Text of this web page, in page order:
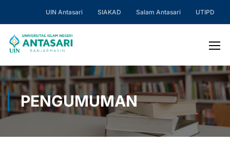
UIN Antasari SIAKAD Salam Antasari UTIPD
PENGUMUMAN